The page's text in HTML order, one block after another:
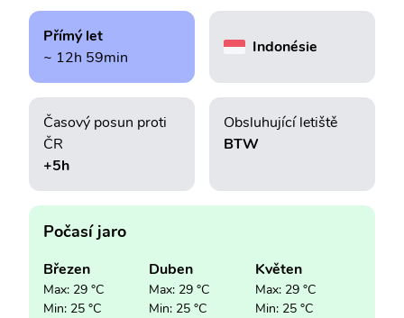
Přímý let
~ 12h 59min
Indonésie
Časový posun proti
ČR
+5h
Obsluhující letiště
BTW
Počasí jaro
Březen
Max: 29 °C
Min: 25 °C
Duben
Max: 29 °C
Min: 25 °C
Květen
Max: 29 °C
Min: 25 °C